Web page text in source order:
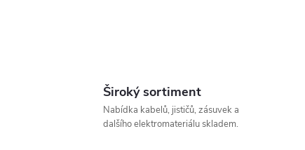
Široký sortiment
Nabídka kabelů, jističů, zásuvek a
dalšího elektromateriálu skladem.